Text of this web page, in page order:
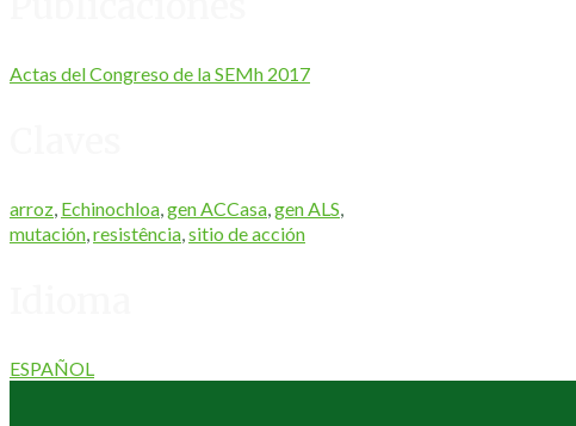
Actas del Congreso de la SEMh 2017
arroz, Echinochloa,gen ACCasa,gen ALS,
mutación,resistência,sitio de acción
ESPAÑOL